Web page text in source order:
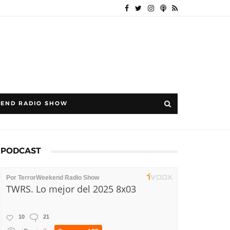
RADIO SHOW
PODCAST